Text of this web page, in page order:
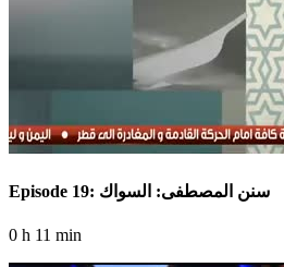
Episode 19: سنن المصطفى: السواك
0 h 11 min